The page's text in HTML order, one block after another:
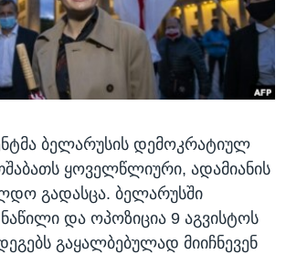
ბელარუსის დემოკრატიულ
ყოველწლიური, ადამიანის
გადასცა. ბელარუსში
და ოპოზიცია 9 აგვისტოს
გაყალბებულად მიიჩნევენ